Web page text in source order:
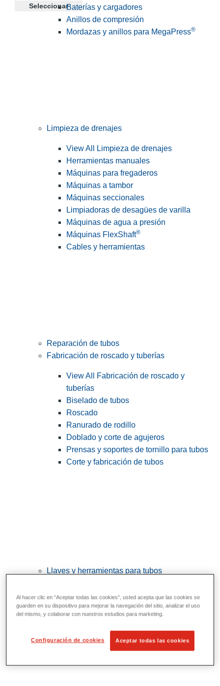
SeleccionarBaterías y cargadores
Anillos de compresión
Mordazas y anillos para MegaPress®
Limpieza de drenajes
View All Limpieza de drenajes
Herramientas manuales
Máquinas para fregaderos
Máquinas a tambor
Máquinas seccionales
Limpiadoras de desagües de varilla
Máquinas de agua a presión
Máquinas FlexShaft®
Cables y herramientas
Reparación de tubos
Fabricación de roscado y tuberías
View All Fabricación de roscado y
tuberías
Biselado de tubos
Roscado
Ranurado de rodillo
Doblado y corte de agujeros
Prensas y soportes de tornillo para tubos
Corte y fabricación de tubos
Llaves y herramientas para tubos
Llaves
Curvado y conformado
Corte y preparación de tubos
Al hacer clic en “Aceptar todas las cookies”, usted acepta que las cookies se
guarden en su dispositivo para mejorar la navegación del sitio, analizar el uso
del mismo, y colaborar con nuestros estudios para marketing.
Configuración de cookies Aceptar todas las cookies